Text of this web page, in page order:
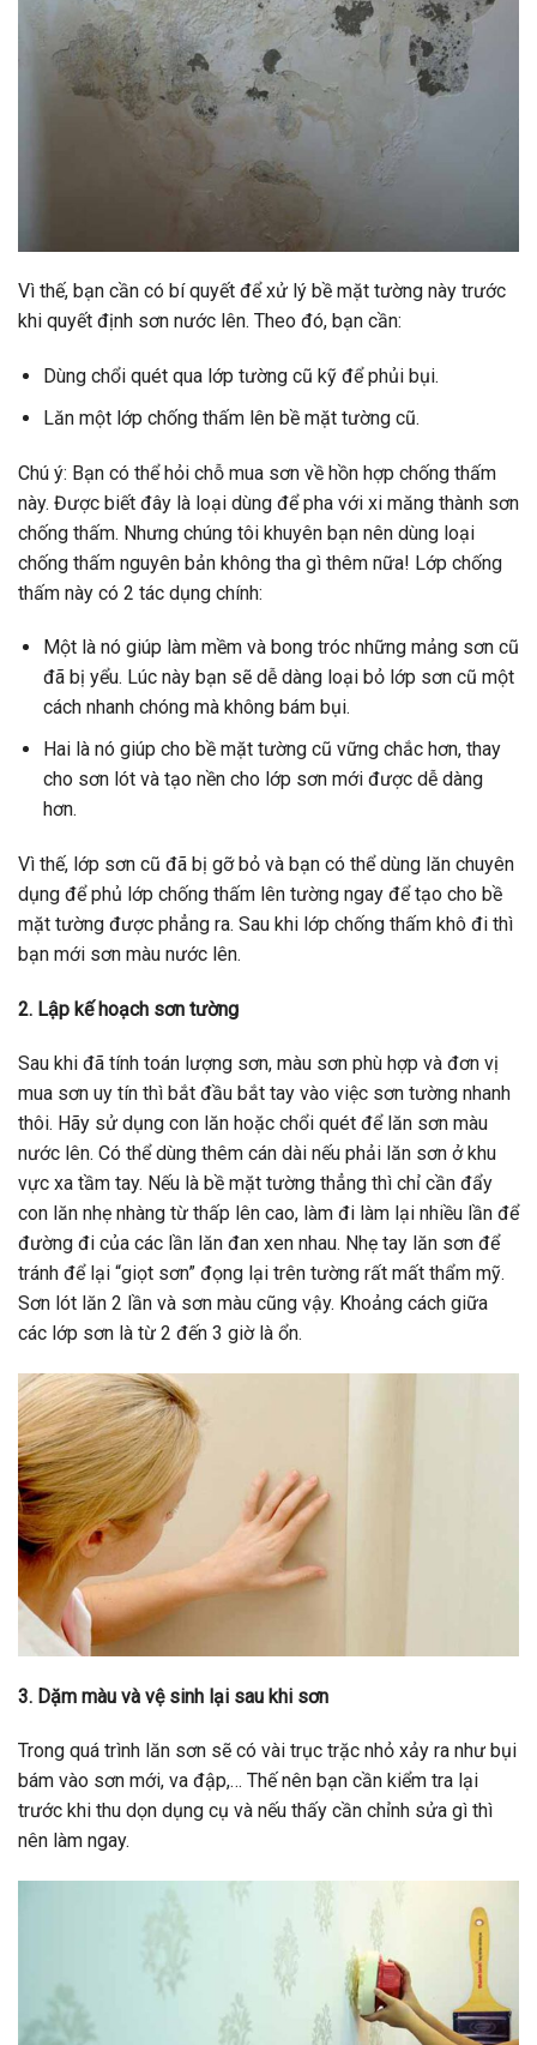
Vì thế, bạn cần có bí quyết để xử lý bề mặt tường này trước
khi quyết định sơn nước lên. Theo đó, bạn cần:
Dùng chổi quét qua lớp tường cũ kỹ để phủi bụi.
Lăn một lớp chống thấm lên bề mặt tường cũ.
Chú ý: Bạn có thể hỏi chỗ mua sơn về hồn hợp chống thấm
này. Được biết đây là loại dùng để pha với xi măng thành sơn
chống thấm. Nhưng chúng tôi khuyên bạn nên dùng loại
chống thấm nguyên bản không tha gì thêm nữa! Lớp chống
thấm này có 2 tác dụng chính:
Một là nó giúp làm mềm và bong tróc những mảng sơn cũ
đã bị yểu. Lúc này bạn sẽ dễ dàng loại bỏ lớp sơn cũ một
cách nhanh chóng mà không bám bụi.
Hai là nó giúp cho bề mặt tường cũ vững chắc hơn, thay
cho sơn lót và tạo nền cho lớp sơn mới được dễ dàng
hơn.
Vì thế, lớp sơn cũ đã bị gỡ bỏ và bạn có thể dùng lăn chuyên
dụng để phủ lớp chống thấm lên tường ngay để tạo cho bề
mặt tường được phẳng ra. Sau khi lớp chống thấm khô đi thì
bạn mới sơn màu nước lên.
2. Lập kế hoạch sơn tường
Sau khi đã tính toán lượng sơn, màu sơn phù hợp và đơn vị
mua sơn uy tín thì bắt đầu bắt tay vào việc sơn tường nhanh
thôi. Hãy sử dụng con lăn hoặc chổi quét để lăn sơn màu
nước lên. Có thể dùng thêm cán dài nếu phải lăn sơn ở khu
vực xa tầm tay. Nếu là bề mặt tường thẳng thì chỉ cần đẩy
con lăn nhẹ nhàng từ thấp lên cao, làm đi làm lại nhiều lần để
đường đi của các lần lăn đan xen nhau. Nhẹ tay lăn sơn để
tránh để lại “giọt sơn” đọng lại trên tường rất mất thẩm mỹ.
Sơn lót lăn 2 lần và sơn màu cũng vậy. Khoảng cách giữa
các lớp sơn là từ 2 đến 3 giờ là ổn.
3. Dặm màu và vệ sinh lại sau khi sơn
Trong quá trình lăn sơn sẽ có vài trục trặc nhỏ xảy ra như bụi
bám vào sơn mới, va đập,… Thế nên bạn cần kiểm tra lại
trước khi thu dọn dụng cụ và nếu thấy cần chỉnh sửa gì thì
nên làm ngay.